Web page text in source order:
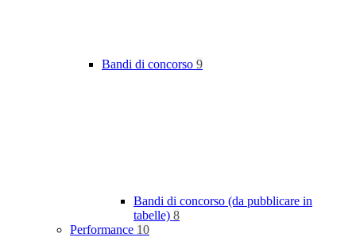
Bandi di concorso 9
Bandi di concorso (da pubblicare in
tabelle) 8
Performance 10